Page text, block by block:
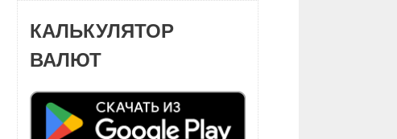
КАЛЬКУЛЯТОР
ВАЛЮТ